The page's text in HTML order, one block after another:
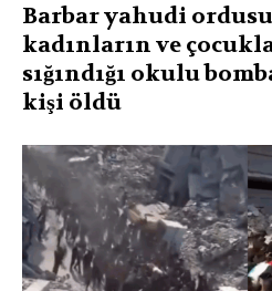
Barbar yahudi
kadınların ve
sığındığı okulu
kişi öldü